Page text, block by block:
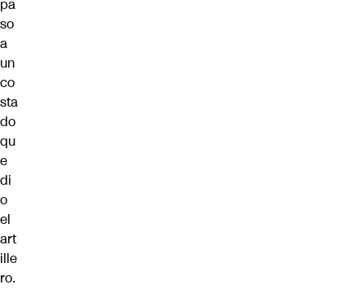
pa
so
a
un
co
sta
do
qu
e
di
o
el
art
ille
ro.